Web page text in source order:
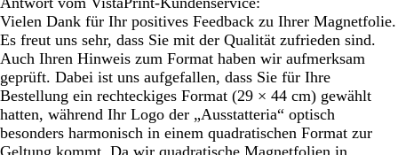
Vielen Dank für Ihr positives Feedback zu Ihrer Magnetfolie.
Es freut uns sehr, dass Sie mit der Qualität zufrieden sind.
Auch Ihren Hinweis zum Format haben wir aufmerksam
geprüft. Dabei ist uns aufgefallen, dass Sie für Ihre
Bestellung ein rechteckiges Format (29 × 44 cm) gewählt
hatten, während Ihr Logo der „Ausstatteria“ optisch
besonders harmonisch in einem quadratischen Format zur
Geltung kommt. Da wir quadratische Magnetfolien in